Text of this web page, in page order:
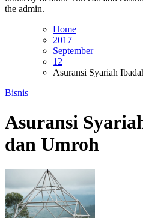
the admin.
Home
2017
September
12
Asuransi Syariah
Bisnis
Asuransi
dan Umroh